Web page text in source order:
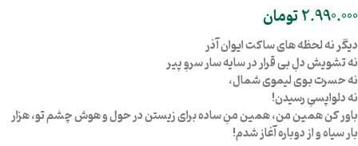
2.990.000تومان
دیگر نه لحظه های ساکت ایوان آذر
نه تشویش دلِ بی قرار در سایه سار سروِ پیر
نه حسرت بوی لیموی شمال،
نه دلواپسیِ رسیدن!
باور کن همین من، همین منِ ساده برای زیستن در حول و هوش چشم تو، هزار
بار سیاه و از دوباره آغاز شدم!